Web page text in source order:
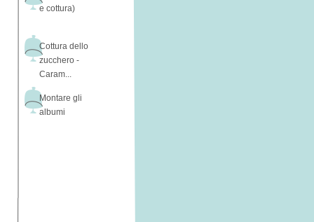
e cottura)
Cottura dello
zucchero -
Caram...
Montare gli
albumi